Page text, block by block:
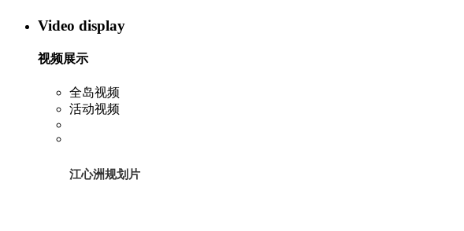
Video display
视频展示
全岛视频
活动视频
江心洲规划片